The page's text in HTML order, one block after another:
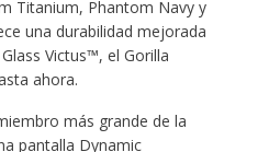
Titanium, Phantom Navy y
una durabilidad mejorada
Victus™, el Gorilla
ahora.
más grande de la
pantalla Dynamic